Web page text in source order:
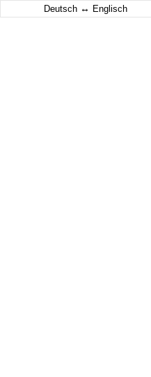
Deutsch ↔ Englisch